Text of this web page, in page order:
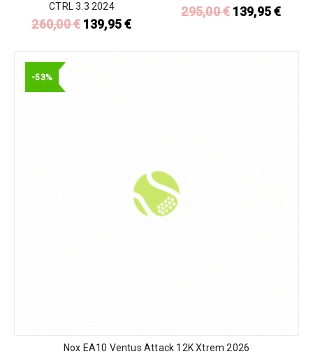
CTRL 3.3 2024
260,00€ 139,95€
295,00€ 139,95€
-53%
Nox EA10 Ventus Attack 12K Xtrem 2026